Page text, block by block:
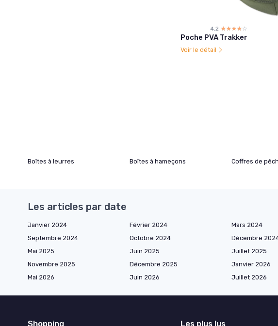
4.2 ☆☆☆☆☆
★★★★★
Poche PVA Trakker
Voir le détail
Boîtes à leurres Boîtes à hameçons Coffres de
Les articles par date
Janvier 2024 Février 2024 Mars 2024
Septembre 2024
Octobre 2024 Décembre
Mai 2025
Juin 2025 Juillet 2025
Novembre 2025
Décembre 2025 Janvier 2026
Mai 2026
Juin 2026 Juillet 2026
Shopping Les plus lus